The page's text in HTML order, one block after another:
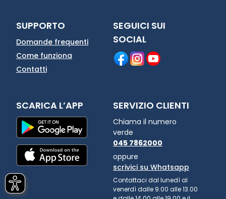
SUPPORTO
Domande frequenti
Come funziona
Contatti
SEGUICI SUI
SOCIAL
SCARICA L’APP SERVIZIO CLIENTI
Chiama il numero
verde
045 7862000
oppure
scrivici su Whatsapp
Contattaci dal lunedì al
venerdì dalle 9.00 alle 13.00